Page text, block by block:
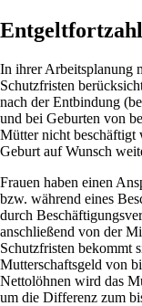
In ihrer Arbeitsplanung
Schutzfristen
nach der Entbindung
und bei Geburten von
Mütter nicht beschäftigt
Geburt auf Wunsch
Frauen haben einen
bzw. während eines
durch
anschließend von der
Schutzfristen bekommt
Mutterschaftsgeld von
Nettolöhnen wird das
um die Differenz zum